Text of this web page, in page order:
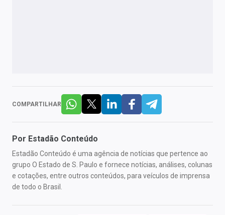
COMPARTILHAR
Por Estadão Conteúdo
Estadão Conteúdo é uma agência de notícias que pertence ao
grupo O Estado de S. Paulo e fornece notícias, análises, colunas
e cotações, entre outros conteúdos, para veículos de imprensa
de todo o Brasil.